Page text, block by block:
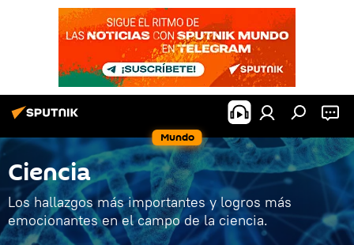
Mundo
Ciencia
Los hallazgos más importantes y logros más
emocionantes en el campo de la ciencia.